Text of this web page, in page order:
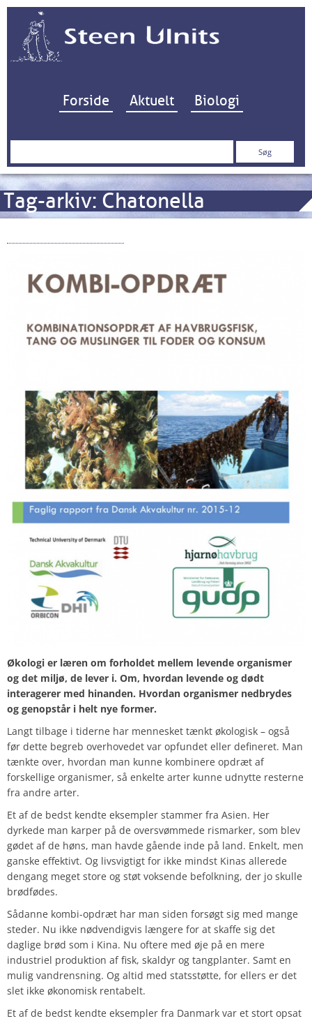
Hop til indhold
Forside Aktuelt Biologi
Søg
Tag-arkiv: Chatonella
Økologi er læren om forholdet mellem levende organismer
og det miljø, de lever i. Om, hvordan levende og dødt
interagerer med hinanden. Hvordan organismer nedbrydes
og genopstår i helt nye former.
Langt tilbage i tiderne har mennesket tænkt økologisk – også
før dette begreb overhovedet var opfundet eller defineret. Man
tænkte over, hvordan man kunne kombinere opdræt af
forskellige organismer, så enkelte arter kunne udnytte resterne
fra andre arter.
Et af de bedst kendte eksempler stammer fra Asien. Her
dyrkede man karper på de oversvømmede rismarker, som blev
gødet af de høns, man havde gående inde på land. Enkelt, men
ganske effektivt. Og livsvigtigt for ikke mindst Kinas allerede
dengang meget store og støt voksende befolkning, der jo skulle
brødfødes.
Sådanne kombi-opdræt har man siden forsøgt sig med mange
steder. Nu ikke nødvendigvis længere for at skaffe sig det
daglige brød som i Kina. Nu oftere med øje på en mere
industriel produktion af fisk, skaldyr og tangplanter. Samt en
mulig vandrensning. Og altid med statsstøtte, for ellers er det
slet ikke økonomisk rentabelt.
Et af de bedst kendte eksempler fra Danmark var et stort opsat